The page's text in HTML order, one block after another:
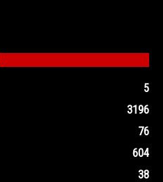
5
3196
76
604
38